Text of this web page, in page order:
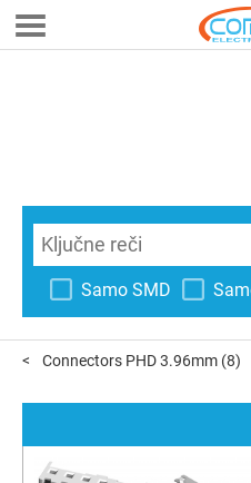
Samo SMD
Connectors PHD 3.96mm (8)